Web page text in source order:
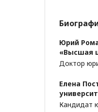
Юрий
«Высшая
Доктор
Елена
Кандидат